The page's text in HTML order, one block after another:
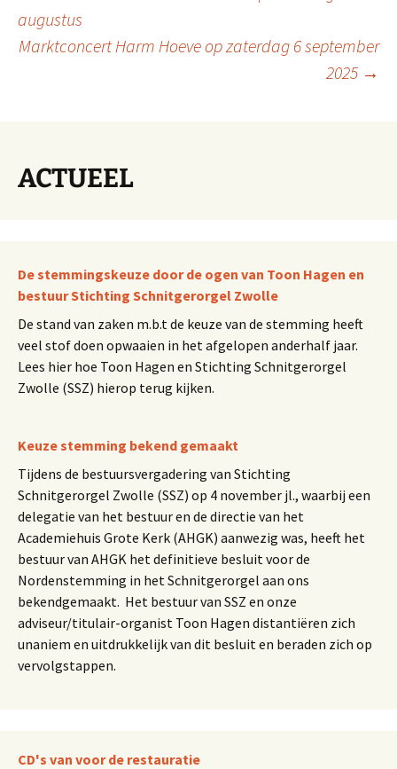
augustus
Marktconcert Harm Hoeve op zaterdag 6 september
2025 →
ACTUEEL
De stemmingskeuze door de ogen van Toon Hagen en
bestuur Stichting Schnitgerorgel Zwolle
De stand van zaken m.b.t de keuze van de stemming heeft
veel stof doen opwaaien in het afgelopen anderhalf jaar.
Lees hier hoe Toon Hagen en Stichting Schnitgerorgel
Zwolle (SSZ) hierop terug kijken.
Keuze stemming bekend gemaakt
Tijdens de bestuursvergadering van Stichting
Schnitgerorgel Zwolle (SSZ) op 4 november jl., waarbij een
delegatie van het bestuur en de directie van het
Academiehuis Grote Kerk (AHGK) aanwezig was, heeft het
bestuur van AHGK het definitieve besluit voor de
Nordenstemming in het Schnitgerorgel aan ons
bekendgemaakt. Het bestuur van SSZ en onze
adviseur/titulair-organist Toon Hagen distantiëren zich
unaniem en uitdrukkelijk van dit besluit en beraden zich op
vervolgstappen.
CD's van voor de restauratie